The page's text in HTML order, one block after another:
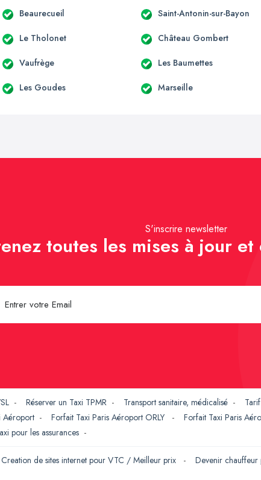
Beaurecueil Saint-Antonin-sur-Bayon
Le Tholonet Château Gombert
Vaufrège Les Baumettes
Les Goudes Marseille
S'inscrire newsletter
toutes les mises à jour
- Réserver un Taxi TPMR - Transport sanitaire, médicalisé -
Aéroport - Forfait Taxi Paris Aéroport ORLY - Forfait Taxi Paris
pour les assurances -
Creation de sites internet pour VTC / Meilleur prix - Devenir chauffeur